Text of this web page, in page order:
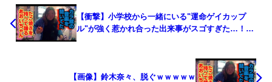
【衝撃】小学校から一緒にいる"運命ゲイカップ
ル"が強く惹かれ合った出来事がスゴすぎた…！
【画像】鈴木奈々、脱ぐｗｗｗｗｗ